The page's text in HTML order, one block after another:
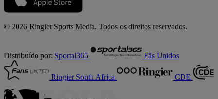
© 2026 Ringier Sports Media. Todos os direitos reservados.
Distribuído por: Sportal365 Fãs Unidos
Ringier South Africa CDE